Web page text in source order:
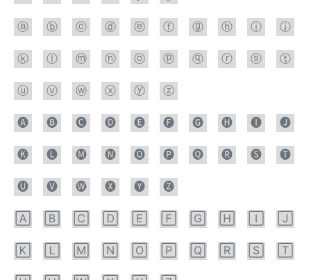
ⓐ ⓑ ⓒ ⓓ ⓔ ⓕ ⓖ ⓗ ⓘ ⓙ
ⓚ ⓛ ⓜ ⓝ ⓞ ⓟ ⓠ ⓡ ⓢ ⓣ
ⓤ ⓥ ⓦ ⓧ ⓨ ⓩ
🅐 🅑 🅒 🅓 🅔 🅕 🅖 🅗 🅘 🅙
🅚 🅛 🅜 🅝 🅞 🅟 🅠 🅡 🅢 🅣
🅤 🅥 🅦 🅧 🅨 🅩
🄰 🄱 🄲 🄳 🄴 🄵 🄶 🄷 🄸 🄹
🄺 🄻 🄼 🄽 🄾 🄿 🅀 🅁 🅂 🅃